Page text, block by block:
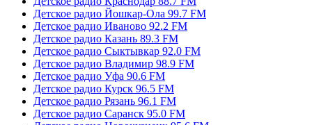
Детское радио Йошкар-Ола 99.7 FM
Детское радио Иваново 92.2 FM
Детское радио Казань 89.3 FM
Детское радио Сыктывкар 92.0 FM
Детское радио Владимир 98.9 FM
Детское радио Уфа 90.6 FM
Детское радио Курск 96.5 FM
Детское радио Рязань 96.1 FM
Детское радио Саранск 95.0 FM